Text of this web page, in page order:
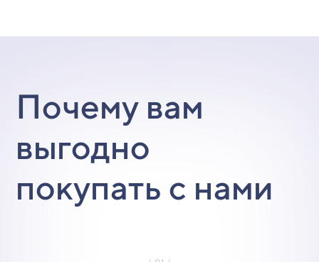
Почему вам
выгодно
покупать с нами